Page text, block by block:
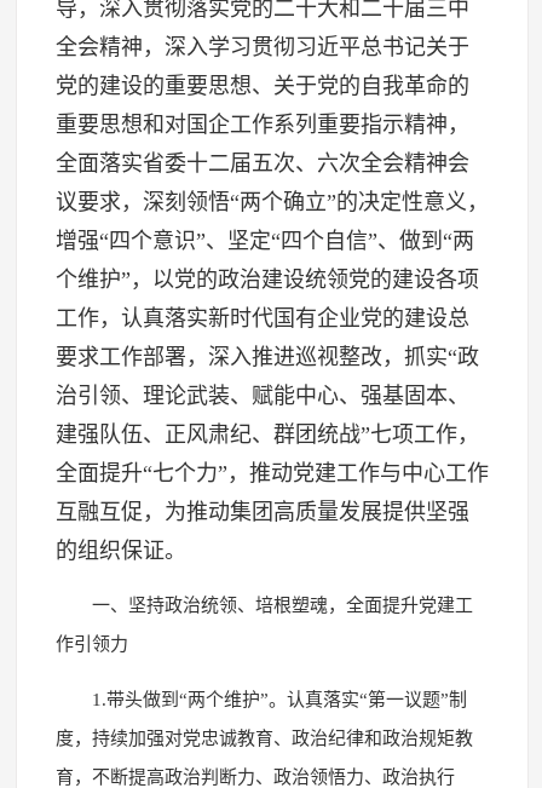
导，深入贯彻落实党的二十大和二十届三中
全会精神，深入学习贯彻习近平总书记关于
党的建设的重要思想、关于党的自我革命的
重要思想和对国企工作系列重要指示精神，
全面落实省委十二届五次、六次全会精神会
议要求，深刻领悟“两个确立”的决定性意义，
增强“四个意识”、坚定“四个自信”、做到“两
个维护”，以党的政治建设统领党的建设各项
工作，认真落实新时代国有企业党的建设总
要求工作部署，深入推进巡视整改，抓实“政
治引领、理论武装、赋能中心、强基固本、
建强队伍、正风肃纪、群团统战”七项工作，
全面提升“七个力”，推动党建工作与中心工作
互融互促，为推动集团高质量发展提供坚强
的组织保证。
一、坚持政治统领、培根塑魂，全面提升党建工
作引领力
1.带头做到“两个维护”。认真落实“第一议题”制
度，持续加强对党忠诚教育、政治纪律和政治规矩教
育，不断提高政治判断力、政治领悟力、政治执行